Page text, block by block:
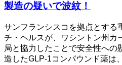
製造の疑いで波紋！
サンフランシスコを拠点とする
チ・ヘルスが、ワシントン州カ
局と協力したことで安全性への
造したGLP-1コンパウンド薬は